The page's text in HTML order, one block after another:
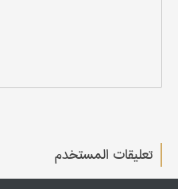
تعليقات المستخدم